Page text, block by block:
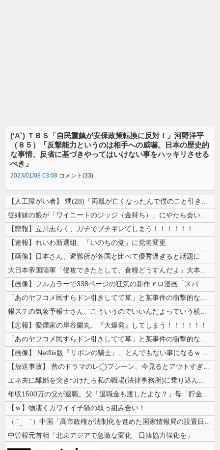
(‘A`) ＴＢＳ「自民重鎮が安保政策転換に反対！」河野洋平
（８５）「反撃能力というのは相手への威嚇。日本の歴史的
な事情、反省に基づきやってはいけない事をハッキリさせる
べき」
2023/01/08 03:08 コメント(33)
【人工障がい者】 甥(28)「両親が亡くなったんで僕のこと引き取ってほ...
従姉妹の娘が「ワイニートのジッジ（金持ち）」にやたら会いに来る理由ｗｗ...
【悲報】立川志らく、ガチでブチギレてしまう！！！！！！
【速報】れいわ新選組、「いのちの党」に党名変更
【画像】日本さん、避難所が各国と比べて優秀過ぎると話題に
大日本帝国陸軍「侵攻できたとして、食糧どうすんだよ」大本営「現地調達」...
【画像】フルカラーで338ページの狂気の新作ヱロ漫画「スパ・カイラクー...
「あのヤフコメ民すらドン引きしてて草」と某事件の衝撃的な公判が話題に、...
報ステの気象予報士さん、こういうのでいいんだよっていう横乳の張り
【悲報】愛煙家の岸谷蘭丸、『大爆発』してしまう！！！！！！
「あのヤフコメ民すらドン引きしてて草」と某事件の衝撃的な公判が話題に、...
【画像】 Netflix版『リボンの騎士』、とんでもない事になるｗｗｗ...
【放送事故】 昔のドラマのレ◯プシーン、今見るとアウトすぎる・・・
エネ夫に離婚を突きつけたら私の職場(法律事務所)に乗り込んできた 堂々...
年収1500万の父が退職。父「退職金も渡したよな？」母「貯金なんてない...
【ｗ】物凄くカワイイ子猫の取っ組み合い！
（ ´_ゝ`）中国「高市政権が法制化を進めた国家情報局の設置日が7月3...
中曽根元首相「北東アジアで急激な変化 日韓協力強化を」